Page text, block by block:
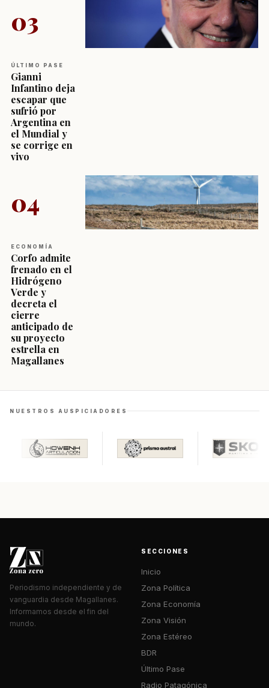
03
ÚLTIMO PASE
Gianni
Infantino deja
escapar que
sufrió por
Argentina en
el Mundial y
se corrige en
vivo
04
ECONOMÍA
Corfo admite
frenado en el
Hidrógeno
Verde y
decreta el
cierre
anticipado de
su proyecto
estrella en
Magallanes
NUESTROS AUSPICIADORES
Periodismo independiente y de
vanguardia desde Magallanes.
Informamos desde el fin del
mundo.
SECCIONES
Inicio
Zona Política
Zona Economía
Zona Visión
Zona Estéreo
BDR
Último Pase
Radio Patagónica